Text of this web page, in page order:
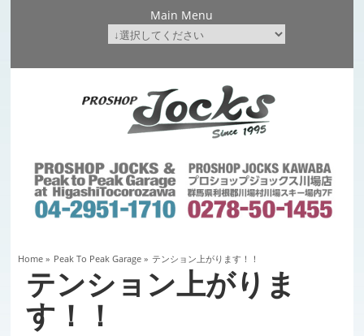
Main Menu
Home» Peak To Peak Garage » テンション上がります！！
テンション上がりま
す！！